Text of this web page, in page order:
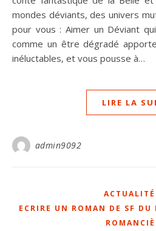
mondes déviants, des univers
pour vous : Aimer un Déviant
comme un être dégradé
inéluctables, et vous pousse à…
LIRE LA
admin9092
ECRIRE UN ROMAN DE SF